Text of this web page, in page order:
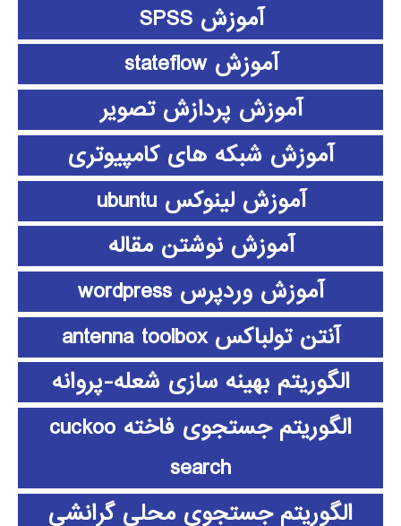
آموزش SPSS
آموزش stateflow
آموزش پردازش تصویر
آموزش شبکه های کامپیوتری
آموزش لینوکس ubuntu
آموزش نوشتن مقاله
آموزش وردپرس wordpress
آنتن تولباکس antenna toolbox
الگوریتم بهینه سازی شعله-پروانه
الگوریتم جستجوی فاخته cuckoo
search
الگوریتم جستجوی محلی گرانشی